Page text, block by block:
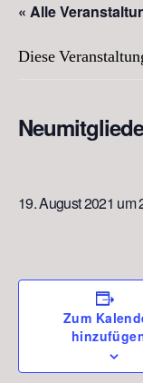
« Alle
Diese
19. August 2021 um
Zum